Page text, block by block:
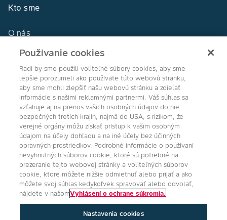
Kto sme
O nás
DEKALB®
Naše hodnoty
Agro Bayer
Slovensko
Sledujte nás
Používanie cookies
Radi by sme použili voliteľné súbory cookies, aby sme
lepšie porozumeli ako používate túto webovú stránku,
aby sme mohli zlepšiť našu webovú stránku a zdieľať
informácie s našimi reklamnými partnermi. Váš súhlas sa
vzťahuje aj na prenos vašich osobných údajov do nie
bezpečných tretích krajín, najmä do USA, s rizikom, že
verejné orgány môžu získať prístup k vašim osobným
údajom na účely dohľadu a na iné účely bez účinných
opravných prostriedkov. Podrobné informácie o používaní
nevyhnutných súborov cookie, ktoré sú potrebné na
prezeranie tejto webovej stránky a voliteľných súborov
cookie, ktoré môžete nižšie odmietnuť alebo prijať a ako
môžete svoj súhlas kedykoľvek spravovať alebo odvolať,
nájdete v našomVyhlásení o ochrane súkromia.
Nastavenia cookies